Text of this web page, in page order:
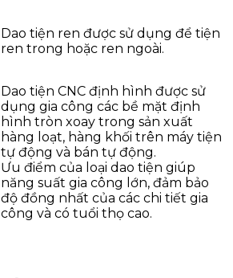
Dao tiện ren được sử dụng để tiện
ren trong hoặc ren ngoài.
Dao tiện CNC định hình được sử
dụng gia công các bề mặt định
hình tròn xoay trong sản xuất
hàng loạt, hàng khối trên máy tiện
tự động và bán tự động.
Ưu điểm của loại dao tiện giúp
năng suất gia công lớn, đảm bảo
độ đồng nhất của các chi tiết gia
công và có tuổi thọ cao.